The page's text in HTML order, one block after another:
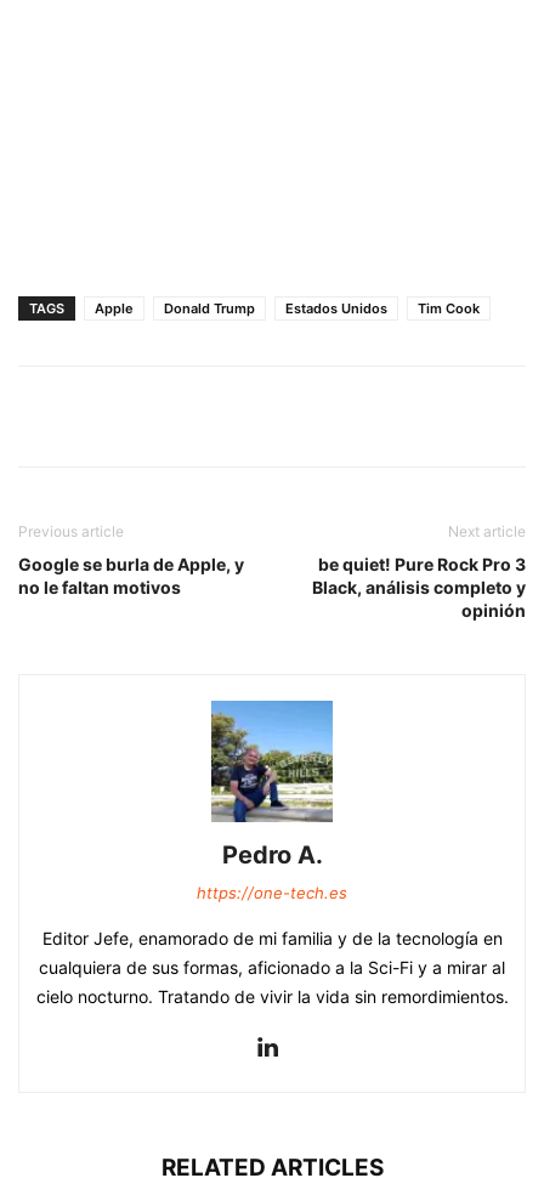
TAGS Apple Donald Trump Estados Unidos Tim Cook
Previous article
Google se burla de Apple, y
no le faltan motivos
Next article
be quiet! Pure Rock Pro 3
Black, análisis completo y
opinión
Pedro A.
https://one-tech.es
Editor Jefe, enamorado de mi familia y de la tecnología en
cualquiera de sus formas, aficionado a la Sci-Fi y a mirar al
cielo nocturno. Tratando de vivir la vida sin remordimientos.
RELATED ARTICLES